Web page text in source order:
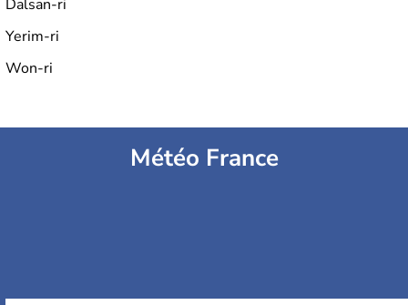
Dalsan-ri
Yerim-ri
Won-ri
Météo France